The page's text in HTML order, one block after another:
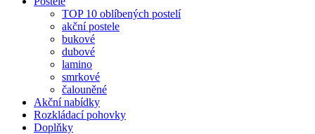
TOP 10 oblíbených postelí
akční postele
bukové
dubové
lamino
smrkové
čalouněné
Akční nabídky
Rozkládací pohovky
Doplňky